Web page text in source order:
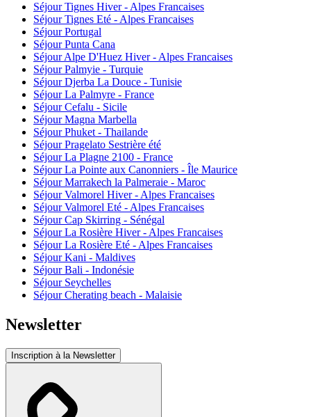
Séjour Tignes Hiver - Alpes Francaises
Séjour Tignes Eté - Alpes Francaises
Séjour Portugal
Séjour Punta Cana
Séjour Alpe D'Huez Hiver - Alpes Francaises
Séjour Palmyie - Turquie
Séjour Djerba La Douce - Tunisie
Séjour La Palmyre - France
Séjour Cefalu - Sicile
Séjour Magna Marbella
Séjour Phuket - Thailande
Séjour Pragelato Sestrière été
Séjour La Plagne 2100 - France
Séjour La Pointe aux Canonniers - Île Maurice
Séjour Marrakech la Palmeraie - Maroc
Séjour Valmorel Hiver - Alpes Francaises
Séjour Valmorel Eté - Alpes Francaises
Séjour Cap Skirring - Sénégal
Séjour La Rosière Hiver - Alpes Francaises
Séjour La Rosière Eté - Alpes Francaises
Séjour Kani - Maldives
Séjour Bali - Indonésie
Séjour Seychelles
Séjour Cherating beach - Malaisie
Newsletter
Inscription à la Newsletter